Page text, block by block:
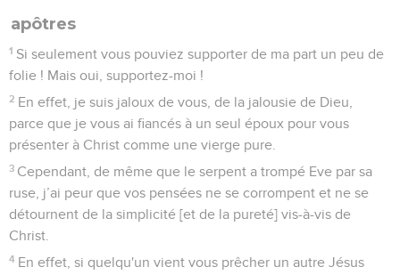
apôtres
1 Si seulement vous pouviez supporter de ma part un peu de
folie ! Mais oui, supportez-moi !
2 En effet, je suis jaloux de vous, de la jalousie de Dieu,
parce que je vous ai fiancés à un seul époux pour vous
présenter à Christ comme une vierge pure.
3 Cependant, de même que le serpent a trompé Eve par sa
ruse, j’ai peur que vos pensées ne se corrompent et ne se
détournent de la simplicité [et de la pureté] vis-à-vis de
Christ.
4 En effet, si quelqu'un vient vous prêcher un autre Jésus